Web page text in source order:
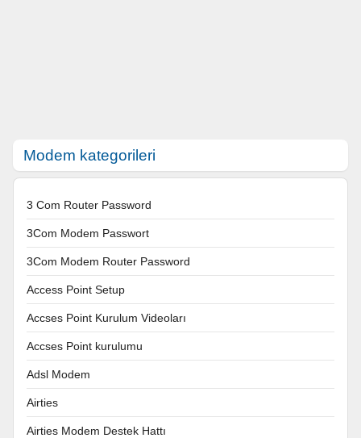
Modem kategorileri
3 Com Router Password
3Com Modem Passwort
3Com Modem Router Password
Access Point Setup
Accses Point Kurulum Videoları
Accses Point kurulumu
Adsl Modem
Airties
Airties Modem Destek Hattı